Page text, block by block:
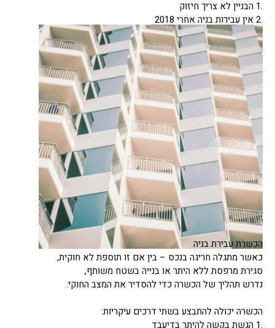
וגם אלו שלפני כן, לא יהוו יותר מ20% מהבניין.
הכשרת עבירת בניה
כאשר מתגלה חריגה בנכס – בין אם זו תוספת לא חוקית,
סגירת מרפסת ללא היתר או בנייה בשטח משותף,
נדרש תהליך של הכשרה כדי להסדיר את המצב החוקי.
הכשרה יכולה להתבצע בשתי דרכים עיקריות: